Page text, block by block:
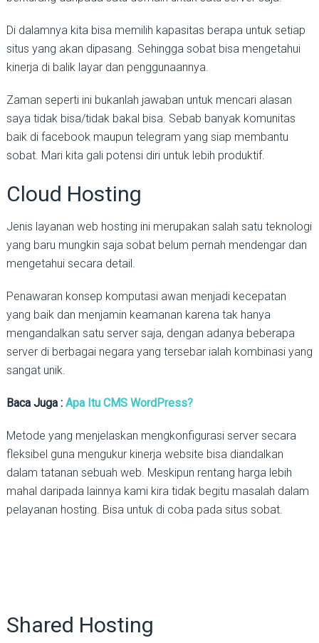
Di dalamnya kita bisa memilih kapasitas berapa untuk setiap
situs yang akan dipasang. Sehingga sobat bisa mengetahui
kinerja di balik layar dan penggunaannya.
Zaman seperti ini bukanlah jawaban untuk mencari alasan
saya tidak bisa/tidak bakal bisa. Sebab banyak komunitas
baik di facebook maupun telegram yang siap membantu
sobat. Mari kita gali potensi diri untuk lebih produktif.
Cloud Hosting
Jenis layanan web hosting ini merupakan salah satu teknologi
yang baru mungkin saja sobat belum pernah mendengar dan
mengetahui secara detail.
Penawaran konsep komputasi awan menjadi kecepatan
yang baik dan menjamin keamanan karena tak hanya
mengandalkan satu server saja, dengan adanya beberapa
server di berbagai negara yang tersebar ialah kombinasi yang
sangat unik.
Baca Juga : Apa Itu CMS WordPress?
Metode yang menjelaskan mengkonfigurasi server secara
fleksibel guna mengukur kinerja website bisa diandalkan
dalam tatanan sebuah web. Meskipun rentang harga lebih
mahal daripada lainnya kami kira tidak begitu masalah dalam
pelayanan hosting. Bisa untuk di coba pada situs sobat.
Shared Hosting